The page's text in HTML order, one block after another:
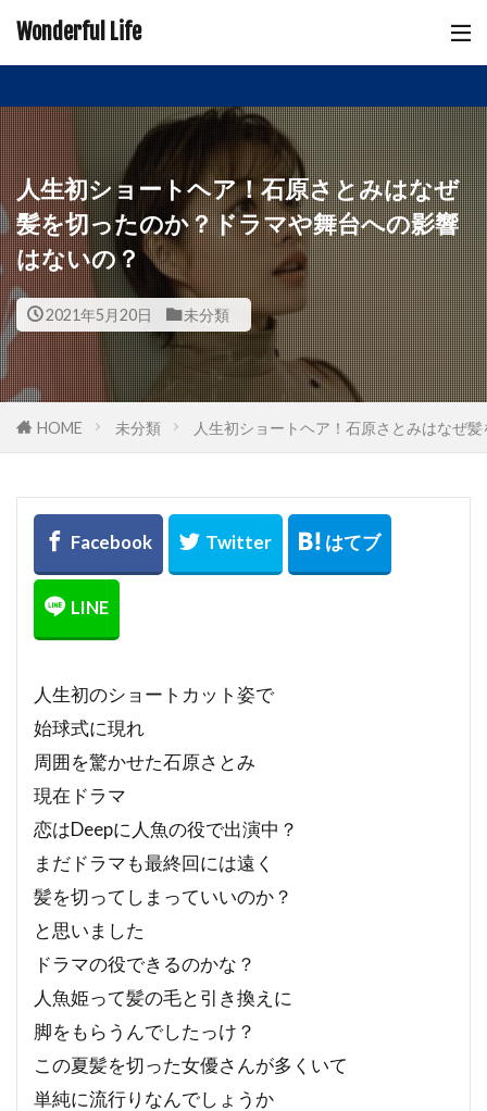
Wonderful Life
人生初ショートヘア！石原さとみはなぜ
髪を切ったのか？ドラマや舞台への影響
はないの？
2021年5月20日 未分類
HOME 未分類 人生初ショートヘア！石原さとみはなぜ
人生初のショートカット姿で
始球式に現れ
周囲を驚かせた石原さとみ
現在ドラマ
恋はDeepに人魚の役で出演中？
まだドラマも最終回には遠く
髪を切ってしまっていいのか？
と思いました
ドラマの役できるのかな？
人魚姫って髪の毛と引き換えに
脚をもらうんでしたっけ？
この夏髪を切った女優さんが多くいて
単純に流行りなんでしょうか